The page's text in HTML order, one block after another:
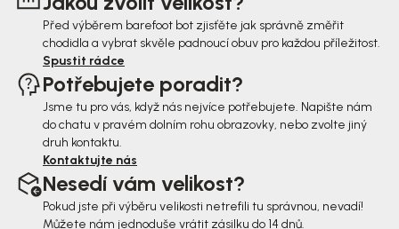
Před výběrem barefoot bot zjisťěte jak správně změřit
chodidla a vybrat skvěle padnoucí obuv pro každou příležitost.
Spustit rádce
Potřebujete poradit?
Jsme tu pro vás, když nás nejvíce potřebujete. Napište nám
do chatu v pravém dolním rohu obrazovky, nebo zvolte jiný
druh kontaktu.
Kontaktujte nás
Nesedí vám velikost?
Pokud jste při výběru velikosti netrefili tu správnou, nevadí!
Můžete nám jednoduše vrátit zásilku do 14 dnů.